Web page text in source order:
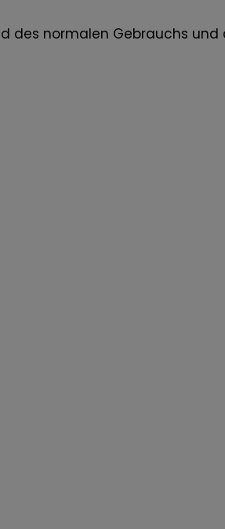
des normalen Gebrauchs